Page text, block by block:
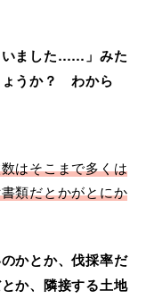
いました……」みた
ょうか？ わから
はそこまで多くは
類だとかがとにか
かとか、伐採率だ
か、隣接する土地